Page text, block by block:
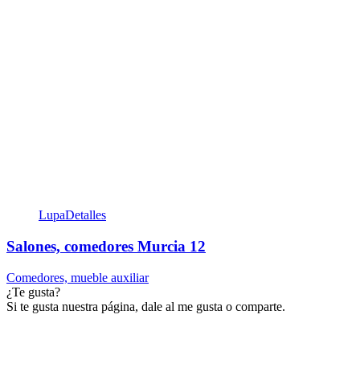
LupaDetalles
Salones, comedores Murcia 12
Comedores, mueble auxiliar
¿Te gusta?
Si te gusta nuestra página, dale al me gusta o comparte.